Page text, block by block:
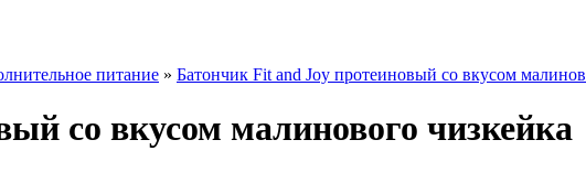
питание » Батончик Fit and Joy протеиновый со вкусом
со вкусом малинового чизкейка